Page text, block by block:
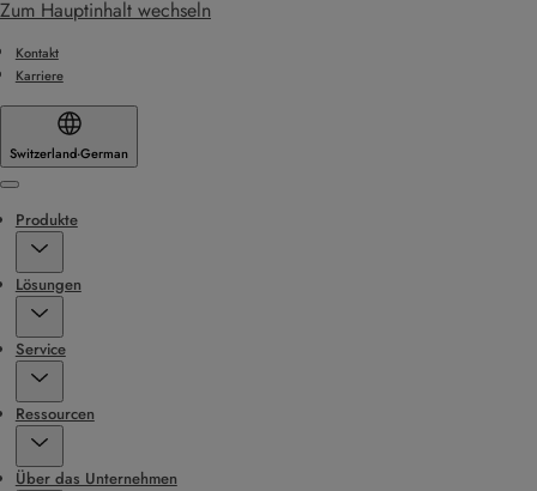
Zum Hauptinhalt wechseln
Kontakt
Karriere
Switzerland·German
Menu
Produkte
Lösungen
Service
Ressourcen
Über das Unternehmen